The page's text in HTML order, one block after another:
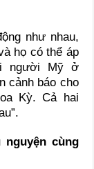
như nhau,
họ có thể áp
người Mỹ ở
cảnh báo cho
Kỳ. Cả hai
cùng